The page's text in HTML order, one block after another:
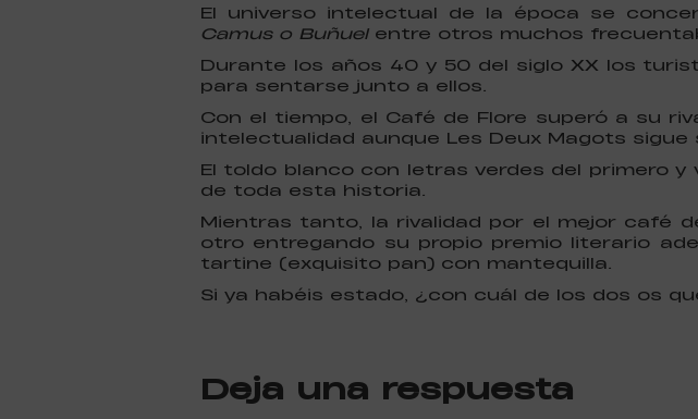
El universo intelectual de la época se
Camus o Buñuelentre otros muchos
Durante los años 40 y 50 del siglo XX los
para sentarse junto a ellos.
Con el tiempo, el Café de Flore superó a su
intelectualidad aunque Les Deux Magots
El toldo blanco con letras verdes del primero
de toda esta historia.
Mientras tanto, la rivalidad por el mejor café
otro entregando su propio premio literario
tartine (exquisito pan) con mantequilla.
Si ya habéis estado, ¿con cuál de los dos os
Deja una respuesta